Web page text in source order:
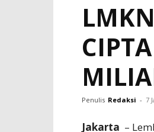
Penulis Redaksi - 7
Jakarta –